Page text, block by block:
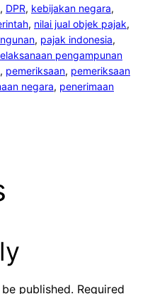
, DPR, kebijakan negara
, nilai jual objek pajak
, pajak indonesia
pengampunan
, pemeriksaan, pemeriksaan
negara, penerimaan
published. Required